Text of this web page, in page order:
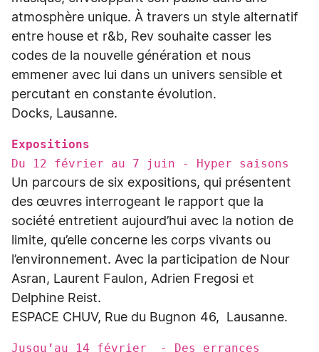
atmosphère unique. À travers un style alternatif
entre house et r&b, Rev souhaite casser les
codes de la nouvelle génération et nous
emmener avec lui dans un univers sensible et
percutant en constante évolution.
Docks, Lausanne.
Expositions
Du 12 février au 7 juin - Hyper saisons
Un parcours de six expositions, qui présentent
des œuvres interrogeant le rapport que la
société entretient aujourd’hui avec la notion de
limite, qu’elle concerne les corps vivants ou
l’environnement. Avec la participation de Nour
Asran, Laurent Faulon, Adrien Fregosi et
Delphine Reist.
ESPACE CHUV, Rue du Bugnon 46, Lausanne.
Jusqu’au 14 février - Des errances